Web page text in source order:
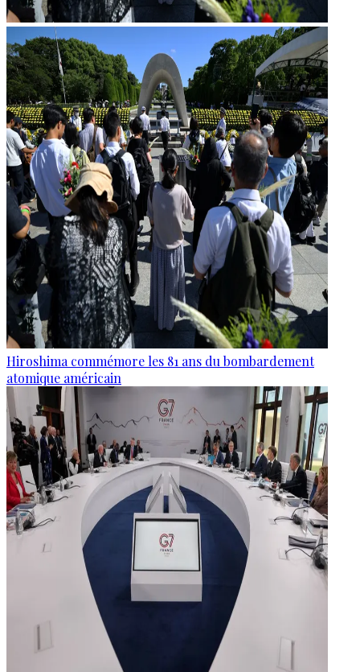
Hiroshima commémore les 81 ans du bombardement
atomique américain